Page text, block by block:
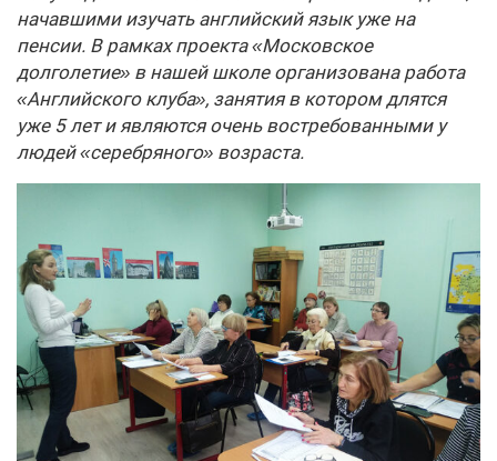
начавшими изучать английский язык уже на
пенсии. В рамках проекта «Московское
долголетие» в нашей школе организована работа
«Английского клуба», занятия в котором длятся
уже 5 лет и являются очень востребованными у
людей «серебряного» возраста.